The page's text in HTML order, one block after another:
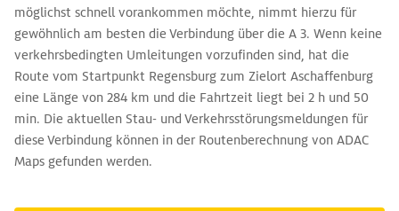
möglichst schnell vorankommen möchte, nimmt hierzu für
gewöhnlich am besten die Verbindung über die A 3. Wenn keine
verkehrsbedingten Umleitungen vorzufinden sind, hat die
Route vom Startpunkt Regensburg zum Zielort Aschaffenburg
eine Länge von 284 km und die Fahrtzeit liegt bei 2 h und 50
min. Die aktuellen Stau- und Verkehrsstörungsmeldungen für
diese Verbindung können in der Routenberechnung von ADAC
Maps gefunden werden.